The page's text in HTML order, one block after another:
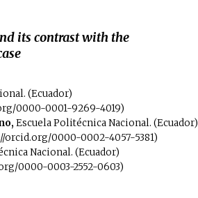
its contrast with the
(Ecuador)
0000-0001-9269-4019)
Escuela Politécnica Nacional. (Ecuador)
orcid.org/0000-0002-4057-5381)
Nacional. (Ecuador)
0000-0003-2552-0603)